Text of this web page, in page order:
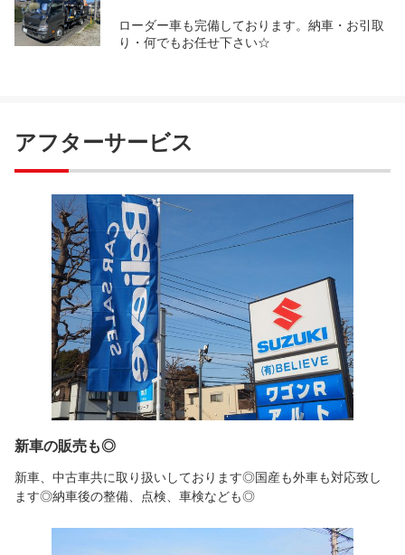
ローダー車も完備しております。納車・お引取
り・何でもお任せ下さい☆
アフターサービス
新車の販売も◎
新車、中古車共に取り扱いしております◎国産も外車も対応致し
ます◎納車後の整備、点検、車検なども◎